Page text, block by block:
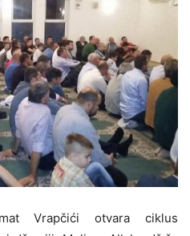
Vrapčići otvara ciklus